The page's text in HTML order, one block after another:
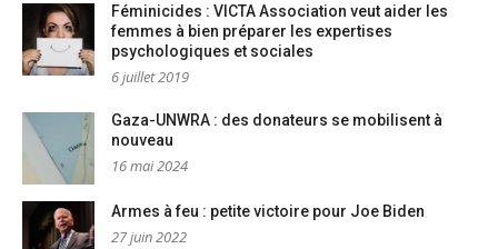
Féminicides : VICTA Association veut aider les
femmes à bien préparer les expertises
psychologiques et sociales
6 juillet 2019
Gaza-UNWRA : des donateurs se mobilisent à
nouveau
16 mai 2024
Armes à feu : petite victoire pour Joe Biden
27 juin 2022